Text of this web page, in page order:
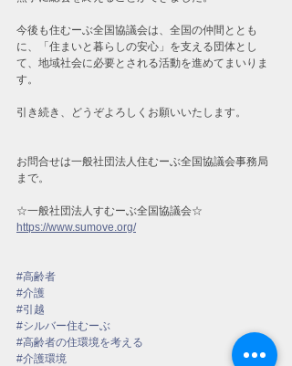
今後も住むーぶ全国協議会は、全国の仲間ととも
に、「住まいと暮らしの安心」を支える団体とし
て、地域社会に必要とされる活動を進めてまいりま
す。
引き続き、どうぞよろしくお願いいたします。
お問合せは一般社団法人住むーぶ全国協議会事務局
まで。
☆一般社団法人すむーぶ全国協議会☆
https://www.sumove.org/
#高齢者
#介護
#引越
#シルバー住むーぶ
#高齢者の住環境を考える
#介護環境